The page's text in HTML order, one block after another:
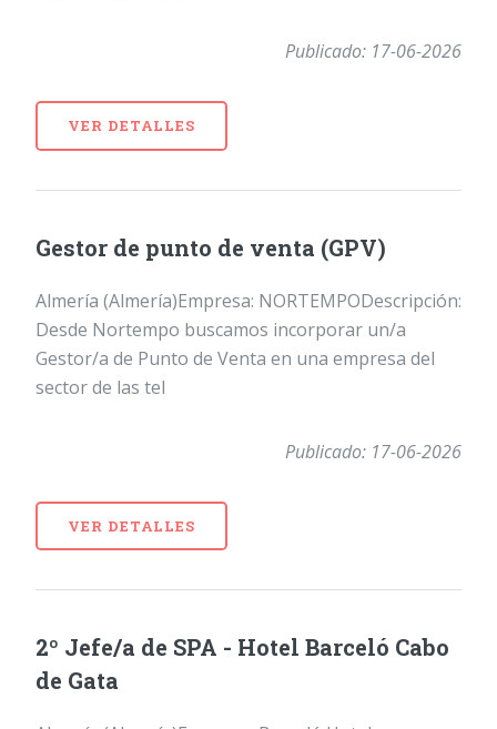
Publicado: 17-06-2026
VER DETALLES
Gestor de punto de venta (GPV)
Almería (Almería)Empresa: NORTEMPODescripción:
Desde Nortempo buscamos incorporar un/a
Gestor/a de Punto de Venta en una empresa del
sector de las tel
Publicado: 17-06-2026
VER DETALLES
2º Jefe/a de SPA - Hotel Barceló Cabo
de Gata